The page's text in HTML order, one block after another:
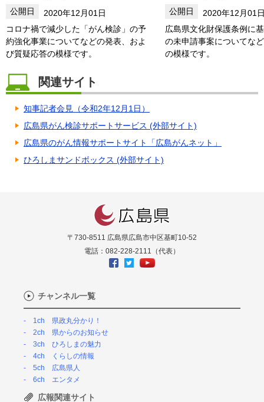
2020年12月01日
コロナ禍で減少した「がん検診」の予
約強化事業についてなどの発表、およ
び質疑応答の模様です。
2020年12月01
広島県文化財保護条例に
の未申請事案についてな
の模様です。
関連サイト
知事記者会見（令和2年12月1日）
広島県がん検診サポートサービス (外部サイト)
広島県のがん情報サポートサイト「広島がんネット」
ひろしまサンドボックス (外部サイト)
〒730-8511 広島県広島市中区基町10-52
電話：082-228-2111（代表）
チャンネル一覧
1ch 県政丸分かり！
2ch 県からのお知らせ
3ch ひろしまの魅力
4ch くらしの情報
5ch 広島県人
6ch エンタメ
広報関連サイト